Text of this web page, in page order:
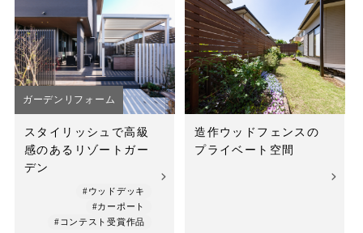
ガーデンリフォーム
スタイリッシュで高級
感のあるリゾートガー
デン
#ウッドデッキ
#カーポート
#コンテスト受賞作品
造作ウッドフェンスの
プライベート空間